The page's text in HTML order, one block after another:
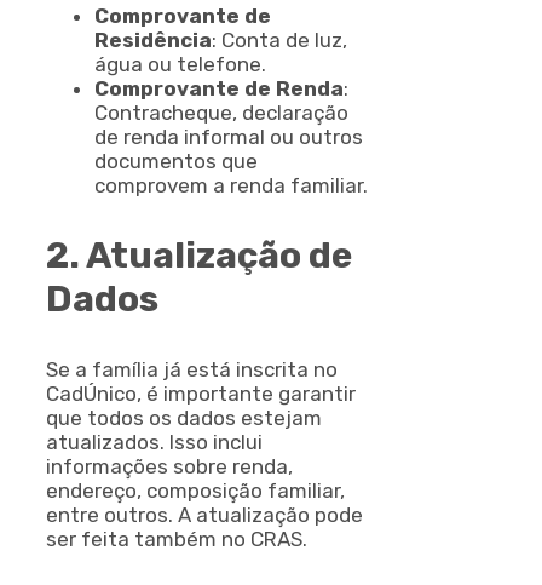
Comprovante de
Residência: Conta de luz,
água ou telefone.
Comprovante de Renda:
Contracheque, declaração
de renda informal ou outros
documentos que
comprovem a renda familiar.
2. Atualização de
Dados
Se a família já está inscrita no
CadÚnico, é importante garantir
que todos os dados estejam
atualizados. Isso inclui
informações sobre renda,
endereço, composição familiar,
entre outros. A atualização pode
ser feita também no CRAS.